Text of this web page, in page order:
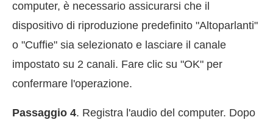
computer, è necessario assicurarsi che il
dispositivo di riproduzione predefinito "Altoparlanti"
o "Cuffie" sia selezionato e lasciare il canale
impostato su 2 canali. Fare clic su "OK" per
confermare l'operazione.
Passaggio 4. Registra l'audio del computer. Dopo